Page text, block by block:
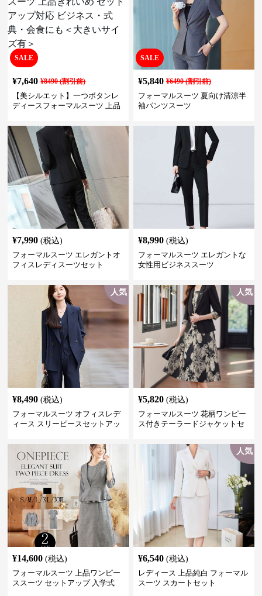
SALE
¥7,640 ¥8490(割引前)
【美シルエット】一つボタンレ
ディースフォーマルスーツ 上品
ネス・式典・会食にも＜大きい
サイズ有＞
SALE
¥5,840 ¥6490(割引前)
フォーマルスーツ 夏向け清涼半
袖パンツスーツ
¥7,990 (税込)
フォーマルスーツ エレガントオ
フィスレディスーツセット
¥8,990 (税込)
フォーマルスーツ エレガントな
女性用ビジネススーツ
人気
¥8,490 (税込)
フォーマルスーツ オフィスレデ
ィース スリーピースセットアッ
人気
¥5,820 (税込)
フォーマルスーツ 花柄ワンピー
ス付きテーラードジャケットセ
¥14,600 (税込)
フォーマルスーツ 上品ワンピー
ススーツ セットアップ 入学式
人気
¥6,540 (税込)
レディース 上品純白 フォーマル
スーツ スカートセット